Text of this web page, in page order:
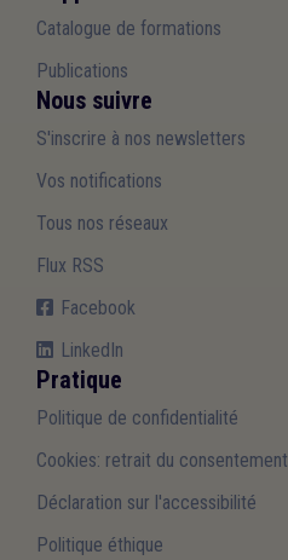
Catalogue de formations
Publications
Nous suivre
S'inscrire à nos newsletters
Vos notifications
Tous nos réseaux
Flux RSS
Facebook
LinkedIn
Pratique
Politique de confidentialité
Cookies: retrait du consentement
Déclaration sur l'accessibilité
Politique éthique